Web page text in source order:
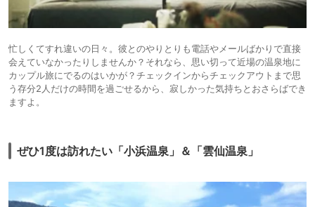
忙しくてすれ違いの日々。彼とのやりとりも電話やメールばかりで直接
会えていなかったりしませんか？それなら、思い切って近場の温泉地に
カップル旅にでるのはいかが？チェックインからチェックアウトまで思
う存分2人だけの時間を過ごせるから、寂しかった気持ちとおさらばでき
ますよ。
ぜひ1度は訪れたい「小浜温泉」＆「雲仙温泉」